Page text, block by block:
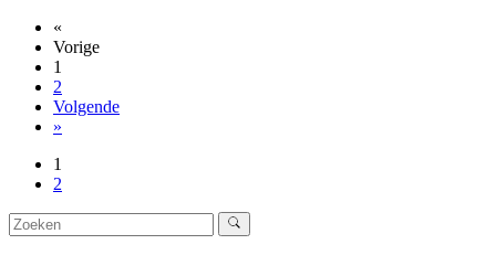
«
Vorige
1
2
Volgende
»
1
2